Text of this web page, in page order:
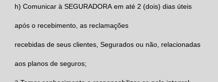
h) Comunicar à SEGURADORA em até 2 (dois) dias úteis
após o recebimento, as reclamações
recebidas de seus clientes, Segurados ou não, relacionadas
aos planos de seguros;